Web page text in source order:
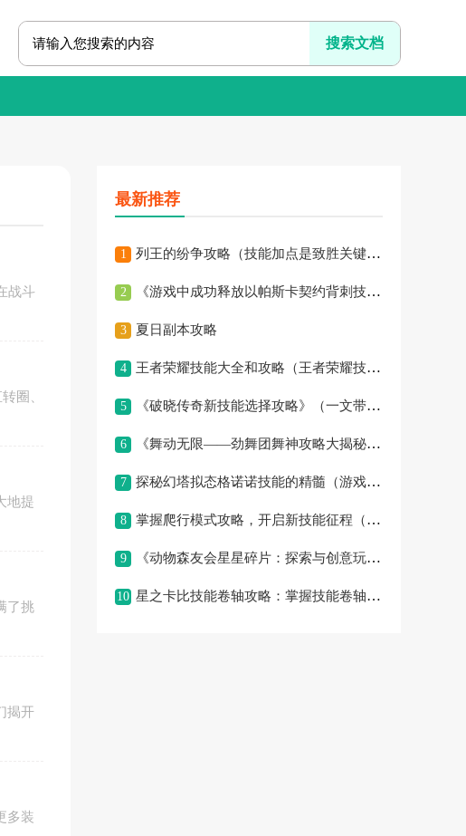
战斗
圈、
地提
了挑
揭开
多装
最新推荐
1 列王的纷争攻略（技能加点是致胜关键，这个绝对不能忽视！）
2 《游戏中成功释放以帕斯卡契约背刺技能的秘诀》（掌握关键步骤，
3 夏日副本攻略
4 王者荣耀技能大全和攻略（王者荣耀技能大全、英雄攻略、战略策略
5 《破晓传奇新技能选择攻略》（一文带你解析最佳技能搭配，助你成
6 《舞动无限——劲舞团舞神攻略大揭秘》（舞神攻略，带你征服舞台
7 探秘幻塔拟态格诺诺技能的精髓（游戏必备，打造强力战斗利器）
8 掌握爬行模式攻略，开启新技能征程（解锁爬行模式攻略，让你在游
9 《动物森友会星星碎片：探索与创意玩法》 （40字内聚焦核
10 星之卡比技能卷轴攻略：掌握技能卷轴的秘密，成为真正的卡比大师